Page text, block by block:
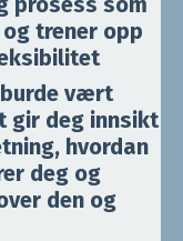
trener opp
vært
gir deg innsikt
hvordan
deg og
den og